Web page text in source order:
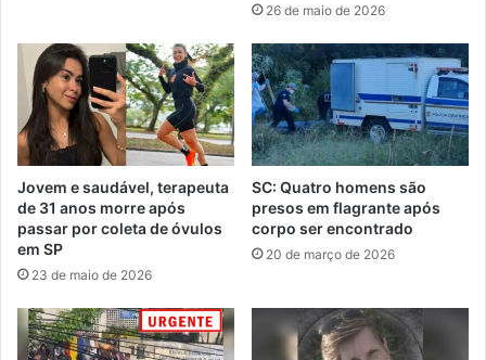
26 de maio de 2026
Jovem e saudável, terapeuta
de 31 anos morre após
passar por coleta de óvulos
em SP
23 de maio de 2026
SC: Quatro homens são
presos em flagrante após
corpo ser encontrado
20 de março de 2026